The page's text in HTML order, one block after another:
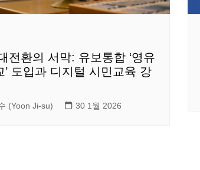
전환의 서막: 유보통합 ‘영유
’ 도입과 디지털 시민교육 강
(Yoon Ji-su) 30 1월 2026